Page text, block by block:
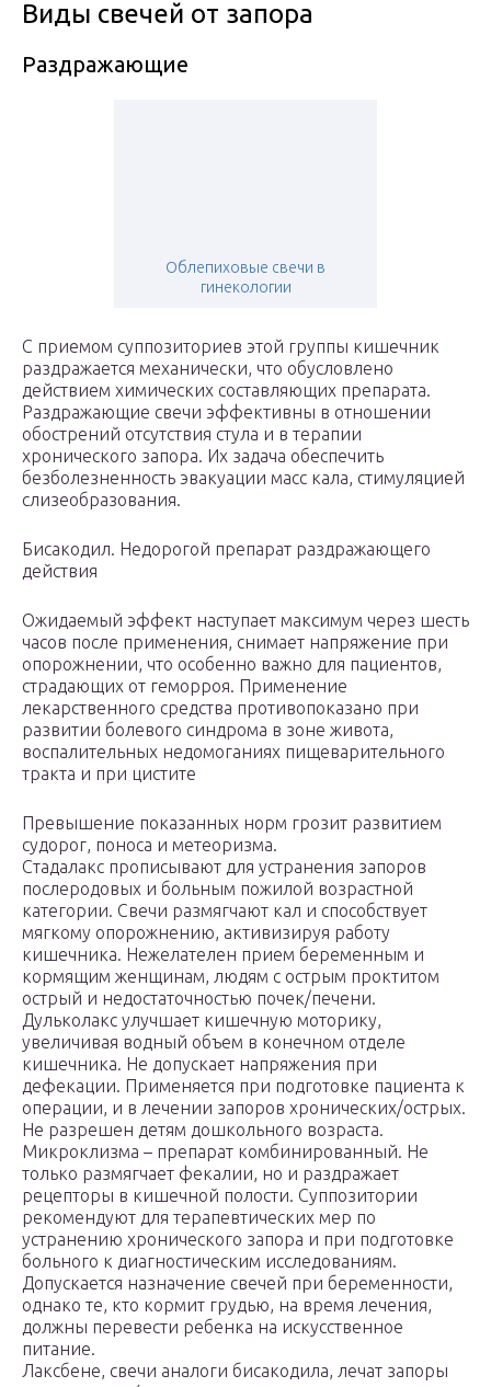
Виды свечей от запора
Раздражающие
Облепиховые свечи в
гинекологии
С приемом суппозиториев этой группы кишечник
раздражается механически, что обусловлено
действием химических составляющих препарата.
Раздражающие свечи эффективны в отношении
обострений отсутствия стула и в терапии
хронического запора. Их задача обеспечить
безболезненность эвакуации масс кала, стимуляцией
слизеобразования.
Бисакодил. Недорогой препарат раздражающего
действия
Ожидаемый эффект наступает максимум через шесть
часов после применения, снимает напряжение при
опорожнении, что особенно важно для пациентов,
страдающих от геморроя. Применение
лекарственного средства противопоказано при
развитии болевого синдрома в зоне живота,
воспалительных недомоганиях пищеварительного
тракта и при цистите
Превышение показанных норм грозит развитием
судорог, поноса и метеоризма.
Стадалакс прописывают для устранения запоров
послеродовых и больным пожилой возрастной
категории. Свечи размягчают кал и способствует
мягкому опорожнению, активизируя работу
кишечника. Нежелателен прием беременным и
кормящим женщинам, людям с острым проктитом
острый и недостаточностью почек/печени.
Дульколакс улучшает кишечную моторику,
увеличивая водный объем в конечном отделе
кишечника. Не допускает напряжения при
дефекации. Применяется при подготовке пациента к
операции, и в лечении запоров хронических/острых.
Не разрешен детям дошкольного возраста.
Микроклизма – препарат комбинированный. Не
только размягчает фекалии, но и раздражает
рецепторы в кишечной полости. Суппозитории
рекомендуют для терапевтических мер по
устранению хронического запора и при подготовке
больного к диагностическим исследованиям.
Допускается назначение свечей при беременности,
однако те, кто кормит грудью, на время лечения,
должны перевести ребенка на искусственное
питание.
Лаксбене, свечи аналоги бисакодила, лечат запоры